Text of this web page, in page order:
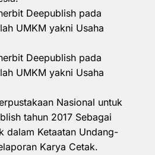
Deepublish pada
UMKM yakni Usaha
Deepublish pada
UMKM yakni Usaha
Nasional untuk
tahun 2017 Sebagai
dalam Ketaatan Undang-
Karya Cetak.